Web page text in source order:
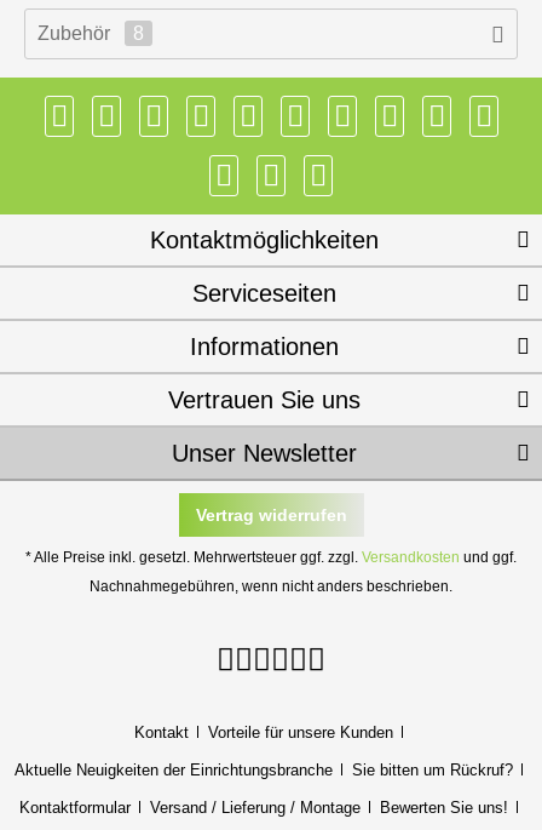
Zubehör 8
Kontaktmöglichkeiten
Serviceseiten
Informationen
Unser Newsletter
Vertrauen Sie uns
Vertrag widerrufen
* Alle Preise inkl. gesetzl. Mehrwertsteuer ggf. zzgl. Versandkosten und ggf.
Nachnahmegebühren, wenn nicht anders beschrieben.
Kontakt Vorteile für unsere Kunden
Aktuelle Neuigkeiten der Einrichtungsbranche Sie bitten um Rückruf?
Kontaktformular Versand / Lieferung / Montage Bewerten Sie uns!